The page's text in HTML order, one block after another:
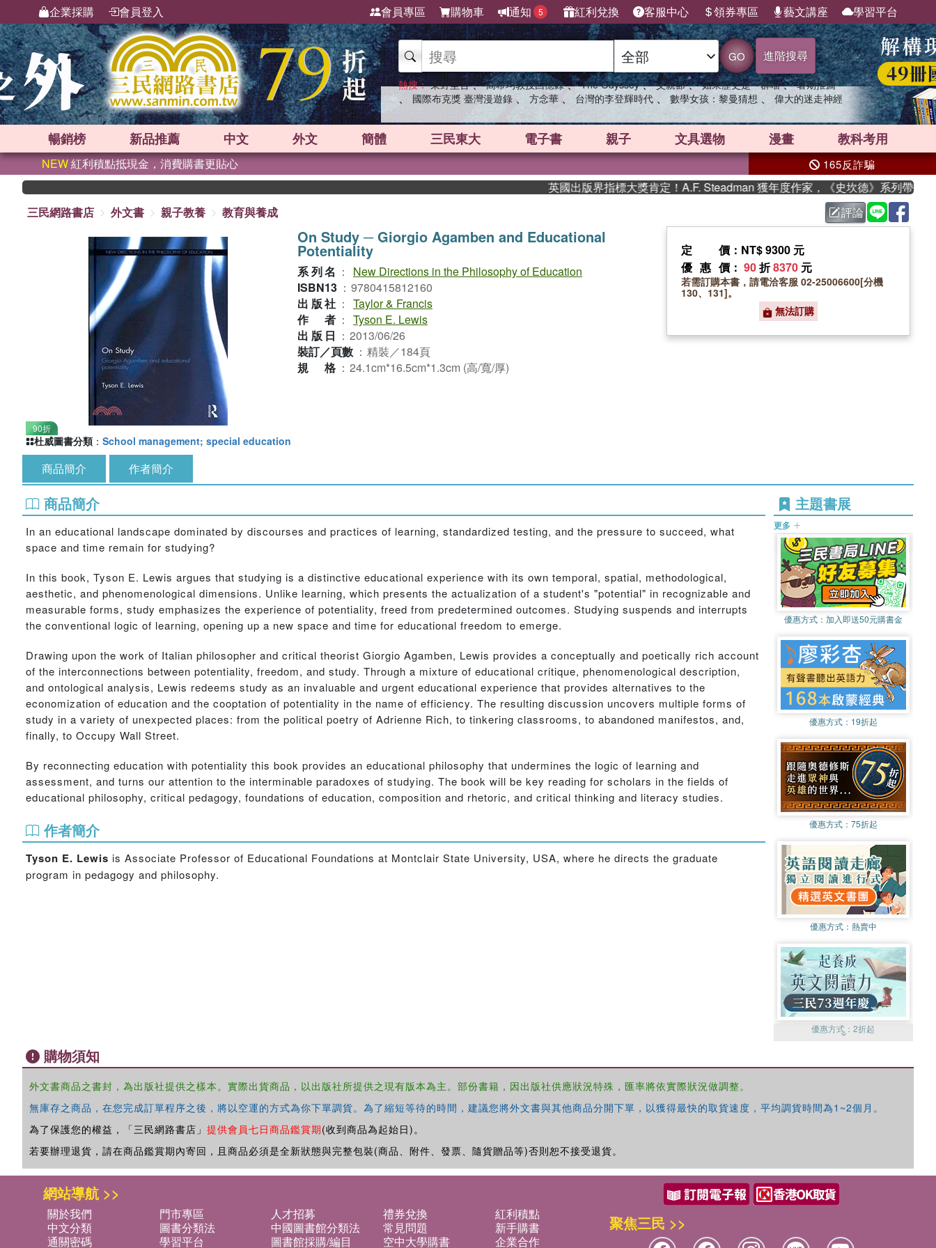
企業採購 會員登入 會員專區 購物車 通知 5 紅利兌換 客服中心 領券專區 藝文講座 學習平台
GO 進階搜尋
熱搜： 東野圭吾 、 高希均教授回憶錄 、 The Odyssey 、 父親節 、 如果歷史是一群喵 、 暑期推薦
、 國際布克獎 臺灣漫遊錄 、 方念華 、 台灣的李登輝時代 、 數學女孩：黎曼猜想 、 偉大的迷走神經
暢銷榜 新品推薦 中文 外文 簡體 三民東大 電子書 親子 文具選物 漫畫 教科考用
NEW紅利積點抵現金，消費購書更貼心 165反詐騙
英國出版界指標大獎肯定！A.F. Steadman 獲年度作家，《史坎德》系列帶你踏上熱
三民網路書店
外文書 親子教養 教育與養成 評論
90折
On Study ─ Giorgio Agamben and Educational
Potentiality
系列名 ：
New Directions in the Philosophy of Education
ISBN13 ： 9780415812160
出版社 ： Taylor & Francis
作者 ： Tyson E. Lewis
出版日 ： 2013/06/26
裝訂／頁數 ： 精裝／184頁
規格 ： 24.1cm*16.5cm*1.3cm (高/寬/厚)
定價 ：NT$ 9300 元
優惠價 ： 90折8370 元
若需訂購本書，請電洽客服 02-25006600[分機
130、131]。
無法訂購
杜威圖書分類 ： School management; special education
商品簡介 作者簡介
商品簡介
In an educational landscape dominated by discourses and practices of learning, standardized testing, and the pressure to succeed, what
space and time remain for studying?
In this book, Tyson E. Lewis argues that studying is a distinctive educational experience with its own temporal, spatial, methodological,
aesthetic, and phenomenological dimensions. Unlike learning, which presents the actualization of a student's "potential" in recognizable and
measurable forms, study emphasizes the experience of potentiality, freed from predetermined outcomes. Studying suspends and interrupts
the conventional logic of learning, opening up a new space and time for educational freedom to emerge.
Drawing upon the work of Italian philosopher and critical theorist Giorgio Agamben, Lewis provides a conceptually and poetically rich account
of the interconnections between potentiality, freedom, and study. Through a mixture of educational critique, phenomenological description,
and ontological analysis, Lewis redeems study as an invaluable and urgent educational experience that provides alternatives to the
economization of education and the cooptation of potentiality in the name of efficiency. The resulting discussion uncovers multiple forms of
study in a variety of unexpected places: from the political poetry of Adrienne Rich, to tinkering classrooms, to abandoned manifestos, and,
finally, to Occupy Wall Street.
By reconnecting education with potentiality this book provides an educational philosophy that undermines the logic of learning and
assessment, and turns our attention to the interminable paradoxes of studying. The book will be key reading for scholars in the fields of
educational philosophy, critical pedagogy, foundations of education, composition and rhetoric, and critical thinking and literacy studies.
作者簡介
Tyson E. Lewis is Associate Professor of Educational Foundations at Montclair State University, USA, where he directs the graduate
program in pedagogy and philosophy.
主題書展
更多
優惠方式： 加入即送50元購書金
優惠方式： 19折起
優惠方式： 75折起
優惠方式： 熱賣中
優惠方式：2折起
購物須知
外文書商品之書封，為出版社提供之樣本。實際出貨商品，以出版社所提供之現有版本為主。部份書籍，因出版社供應狀況特殊，匯率將依實際狀況做調整。
無庫存之商品，在您完成訂單程序之後，將以空運的方式為你下單調貨。為了縮短等待的時間，建議您將外文書與其他商品分開下單，以獲得最快的取貨速度，平均調貨時間為1~2個月。
為了保護您的權益，「三民網路書店」 提供會員七日商品鑑賞期(收到商品為起始日)。
若要辦理退貨，請在商品鑑賞期內寄回，且商品必須是全新狀態與完整包裝(商品、附件、發票、隨貨贈品等)否則恕不接受退貨。
網站導航 >>
關於我們 門市專區 人才招募 禮券兌換
紅利積點
中文分類
圖書分類法 中國圖書館分類法 常見問題
新手購書
通關密碼
學習平台 圖書館採購/編目 空中大學購書
企業合作
聚焦三民 >>